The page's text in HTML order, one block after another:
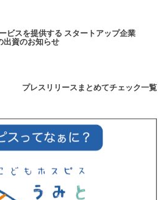
ビスを提供する スタートアップ企業
出資のお知らせ
プレスリリースまとめてチェック一覧